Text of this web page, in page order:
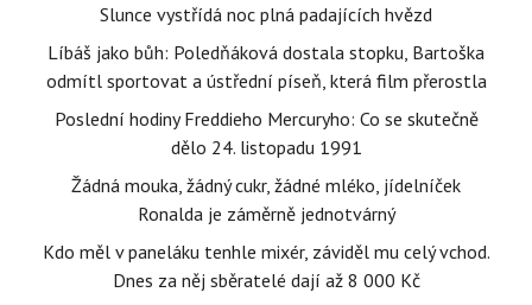
Slunce vystřídá noc plná padajících hvězd
Líbáš jako bůh: Poledňáková dostala stopku, Bartoška
odmítl sportovat a ústřední píseň, která film přerostla
Poslední hodiny Freddieho Mercuryho: Co se skutečně
dělo 24. listopadu 1991
Žádná mouka, žádný cukr, žádné mléko, jídelníček
Ronalda je záměrně jednotvárný
Kdo měl v paneláku tenhle mixér, záviděl mu celý vchod.
Dnes za něj sběratelé dají až 8 000 Kč